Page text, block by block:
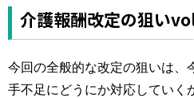
運営元
介護報酬改定の狙い
今回の全般的な改定の狙いは、
手不足にどうにか対応していく